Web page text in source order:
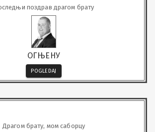
поздрав драгом брату
ОГЊЕНУ
POGLEDAJ
Драгом брату, мом саборцу